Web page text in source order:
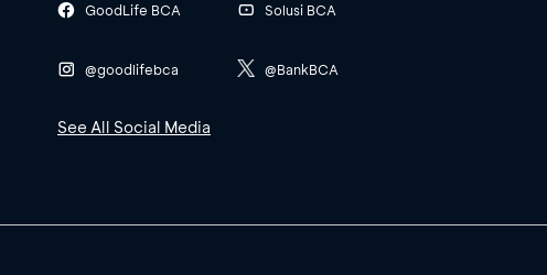
GoodLife BCA
@goodlifebca
Solusi BCA
@BankBCA
See All Social Media